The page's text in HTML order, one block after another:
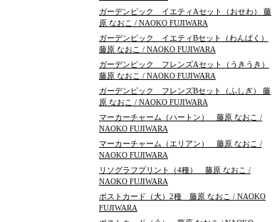
ガーデンピック イエティAセット（おせわ） 藤
原 なおこ / NAOKO FUJIWARA
ガーデンピック イエティBセット（わんぱく）
藤原 なおこ / NAOKO FUJIWARA
ガーデンピック フレンズAセット（うきうき）
藤原 なおこ / NAOKO FUJIWARA
ガーデンピック フレンズBセット（ふしぎ） 藤
原 なおこ / NAOKO FUJIWARA
マーカーチャーム（ハートン） 藤原 なおこ /
NAOKO FUJIWARA
マーカーチャーム（エリアン） 藤原 なおこ /
NAOKO FUJIWARA
リソグラフプリント（4種） 藤原 なおこ /
NAOKO FUJIWARA
ポストカード（大）2種 藤原 なおこ / NAOKO
FUJIWARA